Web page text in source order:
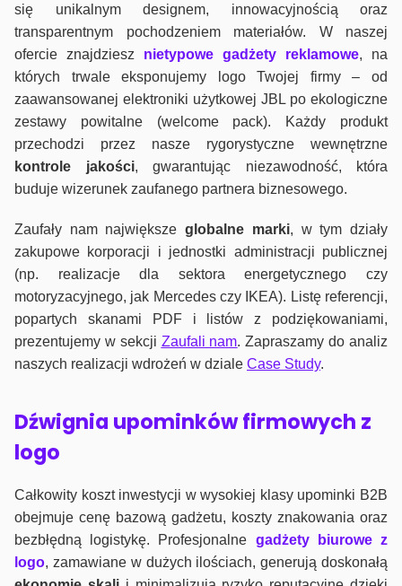
się unikalnym designem, innowacyjnością oraz
transparentnym pochodzeniem materiałów. W naszej
ofercie znajdziesz nietypowe gadżety reklamowe, na
których trwale eksponujemy logo Twojej firmy – od
zaawansowanej elektroniki użytkowej JBL po ekologiczne
zestawy powitalne (welcome pack). Każdy produkt
przechodzi przez nasze rygorystyczne wewnętrzne
kontrole jakości, gwarantując niezawodność, która
buduje wizerunek zaufanego partnera biznesowego.
Zaufały nam największeglobalne marki, w tym działy
zakupowe korporacji i jednostki administracji publicznej
(np. realizacje dla sektora energetycznego czy
motoryzacyjnego, jak Mercedes czy IKEA). Listę referencji,
popartych skanami PDF i listów z podziękowaniami,
prezentujemy w sekcji Zaufali nam. Zapraszamy do analiz
naszych realizacji wdrożeń w dziale Case Study.
Dźwignia upominków firmowych z
logo
Całkowity koszt inwestycji w wysokiej klasy upominki B2B
obejmuje cenę bazową gadżetu, koszty znakowania oraz
bezbłędną logistykę. Profesjonalne gadżety biurowe z
logo, zamawiane w dużych ilościach, generują doskonałą